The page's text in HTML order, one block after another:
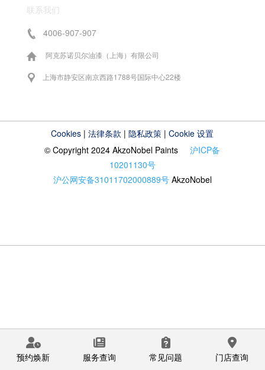
联系我们
4006-907-907
阿克苏诺贝尔油漆（上海）有限公司
上海市静安区南京西路1788号国际中心22楼
Cookies |法律条款 |隐私政策 |Cookie 设置
© Copyright 2024 AkzoNobel Paints沪ICP备
10201130号
沪公网安备31011702000889号 AkzoNobel
预约焕新 服务查询 常见问题 门店查询